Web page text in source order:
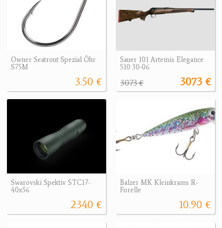
Owner Seatrout Spezial Öhr
S75M
3.50 €
Sauer 101 Artemis Elegance
510 30-06
3073 €
3073 €
Swarovski Spektiv STC17-
40x56
2340 €
Balzer MK Kleinkrams R-
Forelle
10.90 €